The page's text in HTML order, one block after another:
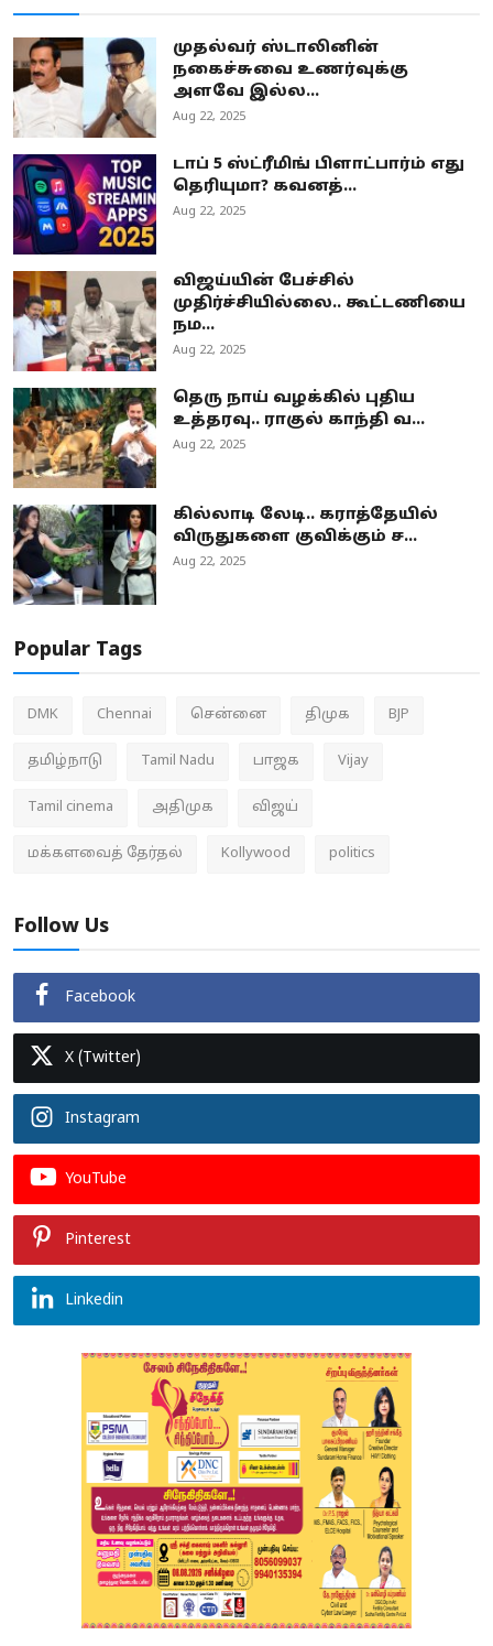
முதல்வர் ஸ்டாலினின்
நகைச்சுவை உணர்வுக்கு
அளவே இல்ல...
Aug 22, 2025
டாப் 5 ஸ்ட்ரீமிங் பிளாட்பார்ம் எது
தெரியுமா? கவனத்...
Aug 22, 2025
விஜய்யின் பேச்சில்
முதிர்ச்சியில்லை.. கூட்டணியை
நம...
Aug 22, 2025
தெரு நாய் வழக்கில் புதிய
உத்தரவு.. ராகுல் காந்தி வ...
Aug 22, 2025
கில்லாடி லேடி.. கராத்தேயில்
விருதுகளை குவிக்கும் ச...
Aug 22, 2025
Popular Tags
DMK Chennai சென்னை திமுக BJP
தமிழ்நாடு Tamil Nadu பாஜக Vijay
Tamil cinema அதிமுக விஜய்
மக்களவைத் தேர்தல் Kollywood politics
Follow Us
Facebook
X (Twitter)
Instagram
YouTube
Pinterest
Linkedin